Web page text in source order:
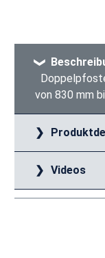
von 830 mm
Videos